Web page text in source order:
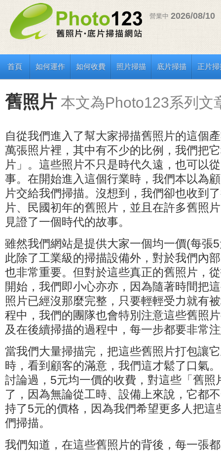
營業中 2026/08/10
首頁 如何運作 如何收費 照片掃描 底片掃描 正片
舊照片 本文為Photo123系列文
自從我們進入了幫大家掃描舊照片的這個
萬張照片裡，其中有不少的比例，我們把
片」。這些照片不只是時代久遠，也可以
事。在開始進入這個行業時，我們本以為
片交給我們掃描。沒想到，我們卻也收到
片、民國初年的舊照片，並且在許多舊照
見證了一個時代的故事。
雖然我們網站是提供大家一個均一價(每張
此除了工業級的掃描設備外，對於我們內
也非常重要。但對於這些真正的舊照片，
開始，我們即小心亦亦，因為隨著時間把
照片已經沒那麼完整，只要輕輕受力就有
程中，我們的團隊也會特別注意這些舊照
及在後續掃描的過程中，每一步都要非常
當我們大量掃描完，把這些舊照片打包讓
時，看到顧客的滿意，我們這才鬆了口氣
討論過，5元均一價的收費，對這些「舊照
了，因為無論從工時、設備上來說，它都
持了5元的價格，因為我們希望更多人把這
們掃描。
我們知道，在這些舊照片的背後，每一張